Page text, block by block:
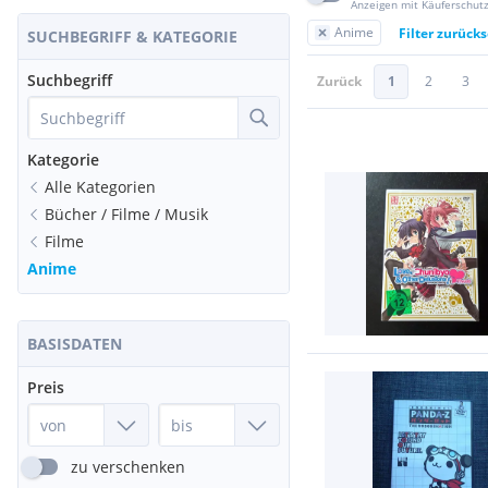
SUCHBEGRIFF & KATEGORIE
Suchbegriff
Kategorie
Alle Kategorien
Bücher / Filme / Musik
Filme
Anime
BASISDATEN
Preis
zu verschenken
Anzeigen mit
Anime Filter
Zurück 1 2 3